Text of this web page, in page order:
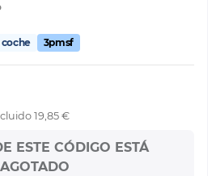
3pmsf
19,85 €
ESTE CÓDIGO ESTÁ
AGOTADO